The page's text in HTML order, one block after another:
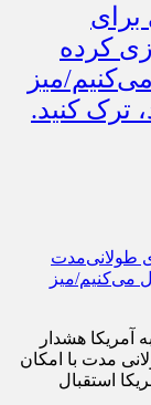
کرده
میز
ترک کنید.
آمریکا هشدار
مدت با امکان
استقبال